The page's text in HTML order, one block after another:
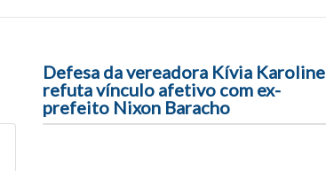
Defesa da vereadora Kívia Karoline
refuta vínculo afetivo com ex-
prefeito Nixon Baracho